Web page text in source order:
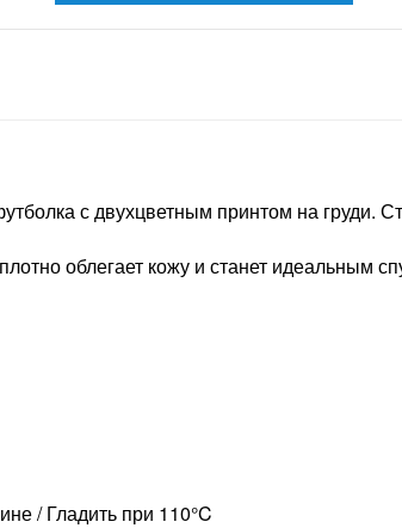
с двухцветным принтом на груди.
облегает кожу и станет идеальным
/ Гладить при 110°C